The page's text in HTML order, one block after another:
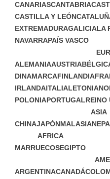
CANARIASCANTABRIA
CASTILLA Y LEÓN
EXTREMADURAGALICIALA
NAVARRAPAÍS VASCO
ALEMANIAAUSTRIA
DINAMARCAFINLANDIA
IRLANDAITALIALETONIA
POLONIAPORTUGALREINO
ASIA
CHINAJAPÓNMALASIA
AFRICA
MARRUECOSEGIPTO
ARGENTINACANADÁ